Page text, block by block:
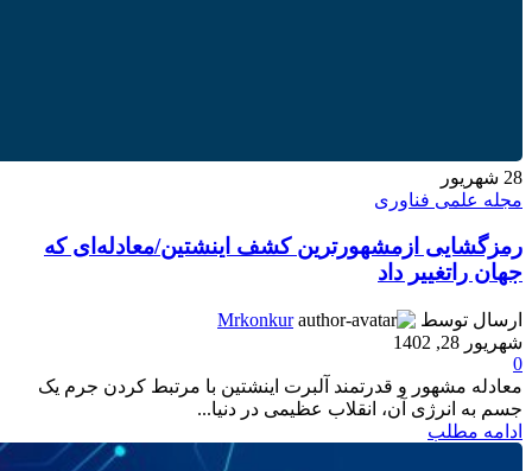
28 شهریور
مجله علمی فناوری
رمزگشایی ازمشهورترین کشف اینشتین/معادله‌ای که
جهان راتغییر داد
ارسال توسط
Mrkonkur
شهریور 28, 1402
0
معادله مشهور و قدرتمند آلبرت اینشتین با مرتبط کردن جرم یک
جسم به انرژی آن، انقلاب عظیمی در دنیا...
ادامه مطلب